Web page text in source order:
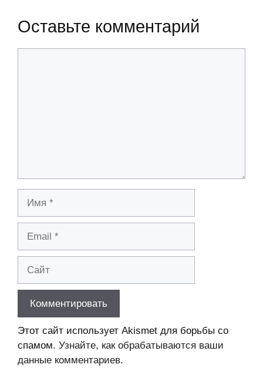
Оставьте комментарий
Этот сайт использует Akismet для борьбы со
спамом. Узнайте, как обрабатываются ваши
данные комментариев.